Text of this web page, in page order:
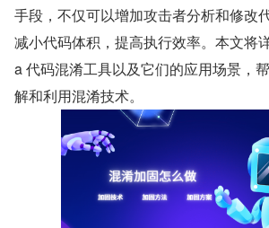
手段，不仅可以增加攻击者分析和修改
减小代码体积，提高执行效率。本文将
a 代码混淆工具以及它们的应用场景，
解和利用混淆技术。